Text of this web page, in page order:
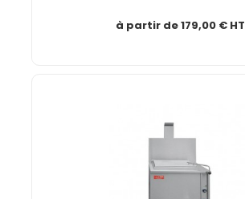
à partir de179,00 € HT